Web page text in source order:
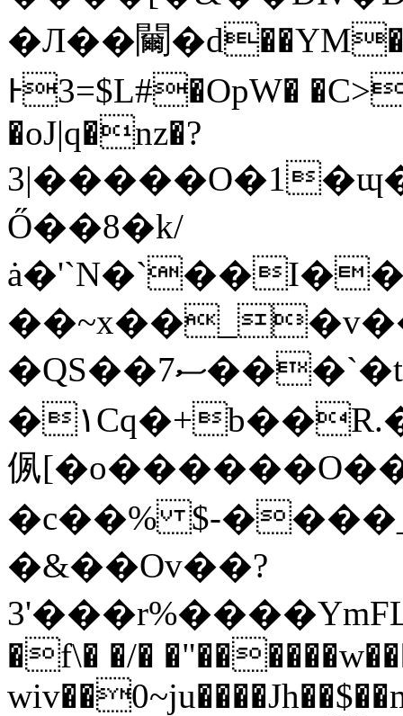
�Л��䦵
Ͱ3=$L#�OpW�
�oJ|q�nz�?؜
�|3����O�1�ɰ��F����-Ş� -
Ő��8�k/
�QS��ސ7���`�t�&�7�S"�Z� %`.���F/!8Q.�ΐ�o�©C���Æ��
�١Cq�+b��R.�.����_�ɳ�aax�A�c��'Y����������;g�N⋺��1�%��9f�A���;˲�'�,9ج�ϗ����m�����J�h1
㑉
�c��% $-
�&��Ov��?
�f\� �/�